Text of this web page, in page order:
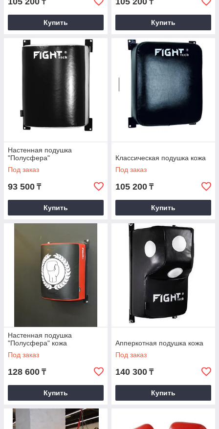
₸
Купить
₸
Купить
Настенная подушка
"Полусфера"
Под заказ
93 500 ₸
Купить
Классическая подушка кожа
Под заказ
105 200 ₸
Купить
Настенная подушка
"Полусфера" кожа
Под заказ
128 600 ₸
Купить
Апперкотная подушка кожа
Под заказ
140 300 ₸
Купить